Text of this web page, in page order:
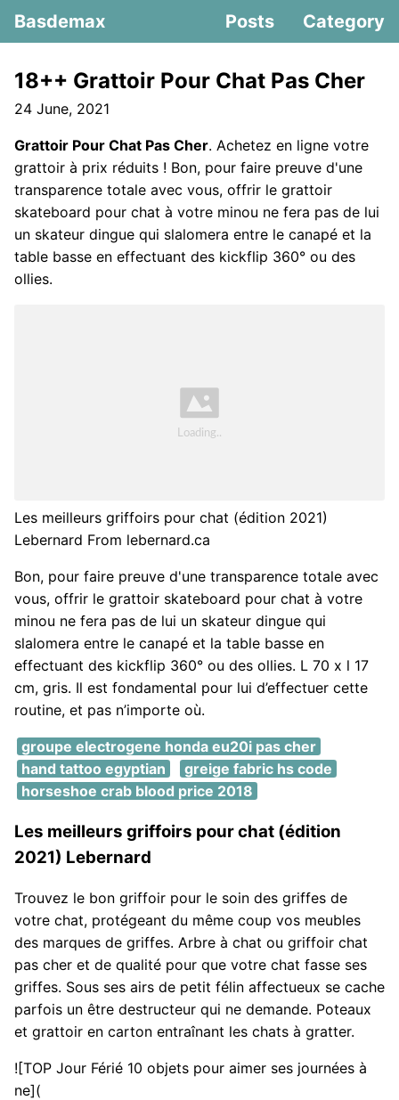
Basdemax Posts Category
18++ Grattoir Pour Chat Pas Cher
24 June, 2021
Grattoir Pour Chat Pas Cher. Achetez en ligne votre
grattoir à prix réduits ! Bon, pour faire preuve d'une
transparence totale avec vous, offrir le grattoir
skateboard pour chat à votre minou ne fera pas de lui
un skateur dingue qui slalomera entre le canapé et la
table basse en effectuant des kickflip 360° ou des
ollies.
Les meilleurs griffoirs pour chat (édition 2021)
Lebernard From lebernard.ca
Bon, pour faire preuve d'une transparence totale avec
vous, offrir le grattoir skateboard pour chat à votre
minou ne fera pas de lui un skateur dingue qui
slalomera entre le canapé et la table basse en
effectuant des kickflip 360° ou des ollies. L 70 x l 17
cm, gris. Il est fondamental pour lui d’effectuer cette
routine, et pas n’importe où.
groupe electrogene honda eu20i pas cher
hand tattoo egyptian
greige fabric hs code
horseshoe crab blood price 2018
Les meilleurs griffoirs pour chat (édition
2021) Lebernard
Trouvez le bon griffoir pour le soin des griffes de
votre chat, protégeant du même coup vos meubles
des marques de griffes. Arbre à chat ou griffoir chat
pas cher et de qualité pour que votre chat fasse ses
griffes. Sous ses airs de petit félin affectueux se cache
parfois un être destructeur qui ne demande. Poteaux
et grattoir en carton entraînant les chats à gratter.
![TOP Jour Férié 10 objets pour aimer ses journées à
ne](